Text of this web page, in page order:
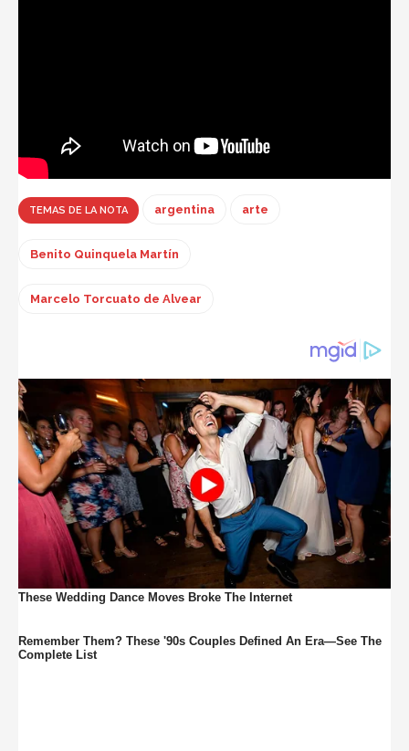
TEMAS DE LA NOTA argentina arte
Benito Quinquela Martín
Marcelo Torcuato de Alvear